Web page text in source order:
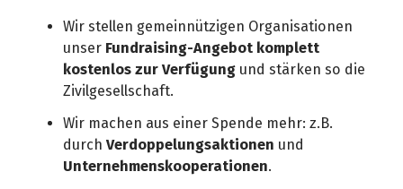
Wir stellen gemeinnützigen Organisationen
unser Fundraising-Angebot komplett
kostenlos zur Verfügung und stärken so die
Zivilgesellschaft.
Wir machen aus einer Spende mehr: z.B.
durchVerdoppelungsaktionen und
Unternehmenskooperationen.